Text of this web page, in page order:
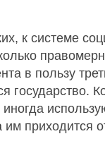
к системе
в пользу
государство.
иногда
приходится